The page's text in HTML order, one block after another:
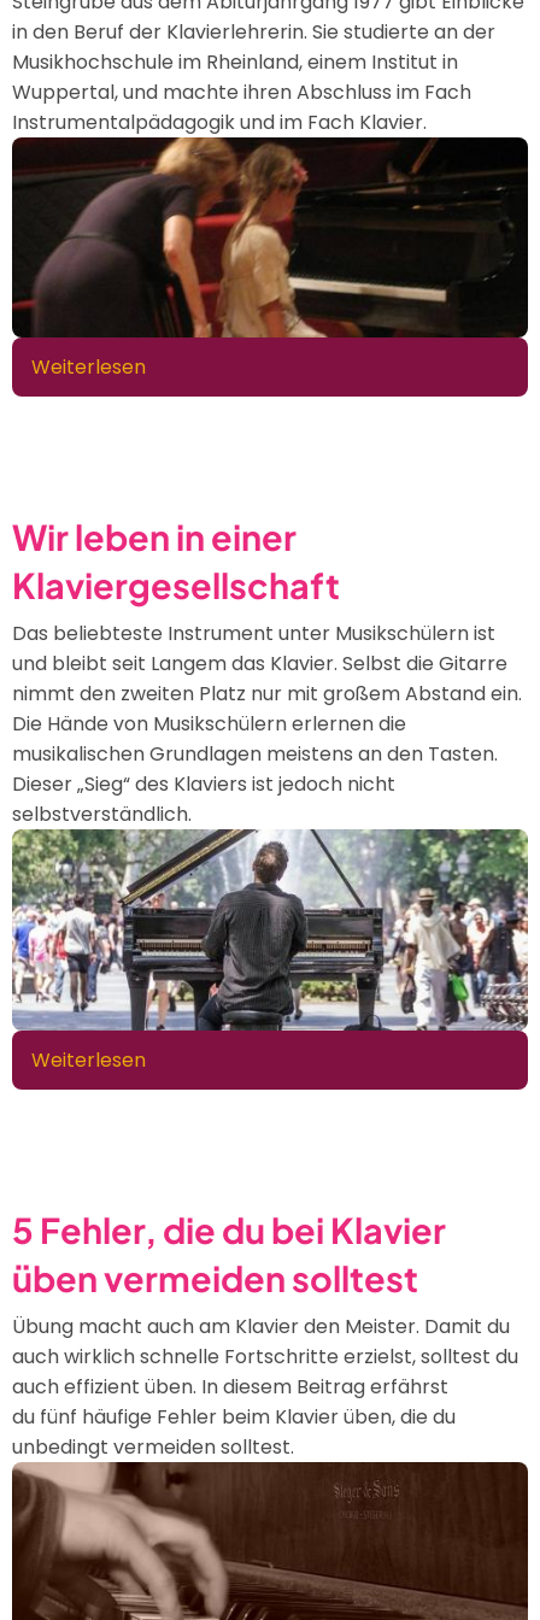
in den Beruf der Klavierlehrerin. Sie studierte an der
Musikhochschule im Rheinland, einem Institut in
Wuppertal, und machte ihren Abschluss im Fach
Instrumentalpädagogik und im Fach Klavier.
Weiterlesen
Mein
Die
Klavierlehrerin
Wir leben in einer
Klaviergesellschaft
Das beliebteste Instrument unter Musikschülern ist
und bleibt seit Langem das Klavier. Selbst die Gitarre
nimmt den zweiten Platz nur mit großem Abstand ein.
Die Hände von Musikschülern erlernen die
musikalischen Grundlagen meistens an den Tasten.
Dieser „Sieg“ des Klaviers ist jedoch nicht
selbstverständlich.
Weiterlesen
Wir
Klaviergesellschaft
5 Fehler, die du bei Klavier
üben vermeiden solltest
Übung macht auch am Klavier den Meister. Damit du
auch wirklich schnelle Fortschritte erzielst, solltest du
auch effizient üben. In diesem Beitrag erfährst
du fünf häufige Fehler beim Klavier üben, die du
unbedingt vermeiden solltest.